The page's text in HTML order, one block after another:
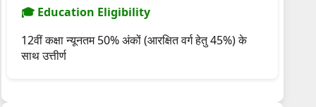
🎓 Education Eligibility
12वीं कक्षा न्यूनतम 50% अंकों (आरक्षित वर्ग हेतु 45%) के
साथ उत्तीर्ण